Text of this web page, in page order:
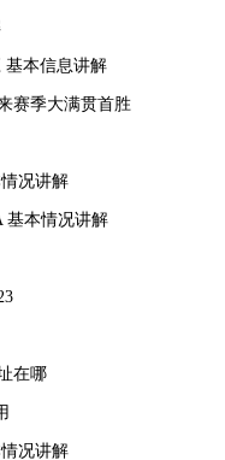
基本信息讲解
赛季大满贯首胜
况讲解
基本情况讲解
在哪
况讲解